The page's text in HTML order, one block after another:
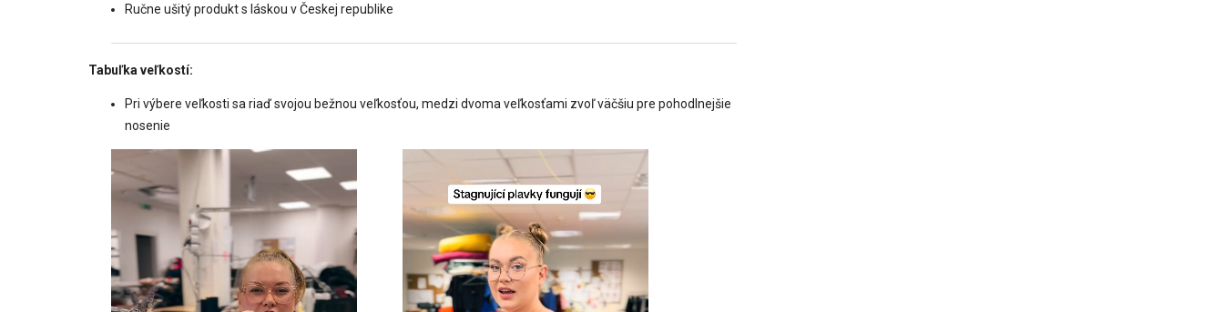
Ručne ušitý produkt s láskou v Českej republike
Tabuľka veľkostí:
Pri výbere veľkosti sa riaď svojou bežnou veľkosťou, medzi dvoma veľkosťami zvoľ väčšiu pre pohodlnejšie
nosenie